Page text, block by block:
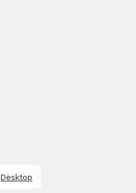
Desktop